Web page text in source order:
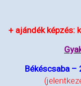
+ ajándék képzés:
Békéscsaba –